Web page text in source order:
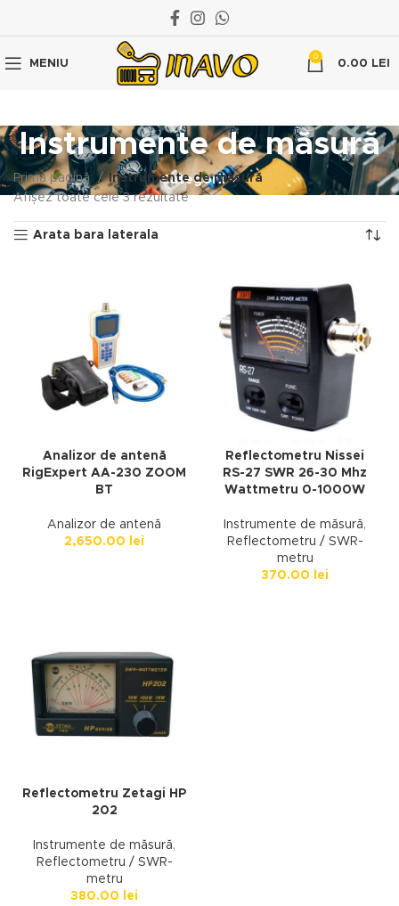
MENIU
0
0.00 LEI
Instrumente de măsură
Categorii
Prima pagină
Instrumente de măsură
Afișez toate cele 3 rezultate
Arata bara laterala
Analizor de antenă
RigExpert AA-230 ZOOM
BT
Analizor de antenă
2,650.00
lei
Reflectometru Nissei
RS-27 SWR 26-30 Mhz
Wattmetru 0-1000W
Instrumente de măsură,
Reflectometru / SWR-
metru
370.00
lei
Reflectometru Zetagi HP
202
Instrumente de măsură,
Reflectometru / SWR-
metru
380.00
lei